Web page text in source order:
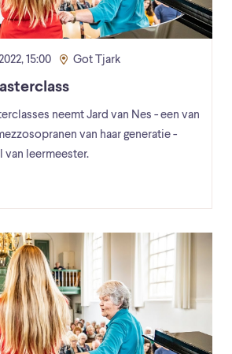
15:00 Got Tjark
neemt Jard van Nes - een van
van haar generatie -
van leermeester.